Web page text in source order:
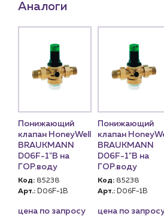
Аналоги
Понижающий
клапан HoneyWell
BRAUKMANN
D06F-1"B на
ГОР.воду
Код: 85238
Арт.: D06F-1B
цена по запросу
Понижающий
клапан
BRAUKMANN
D06F-1"B на
ГОР.воду
Код: 85238
Арт.: D06F-1B
цена по